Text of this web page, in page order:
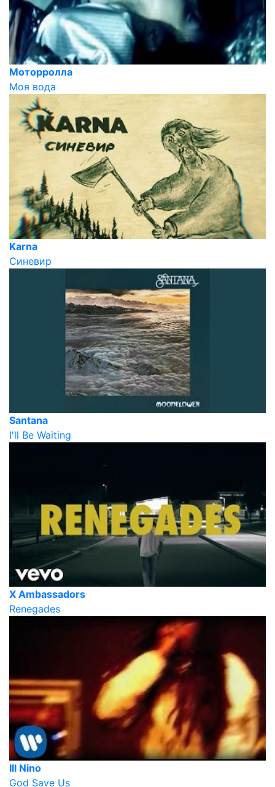
Моторролла
Моя вода
Karna
Синевир
Santana
I'll Be Waiting
X Ambassadors
Renegades
Ill Nino
God Save Us